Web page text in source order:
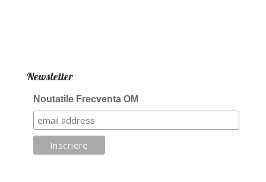
Newsletter
Noutatile Frecventa OM